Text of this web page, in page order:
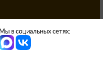
Мы в социальных сетях: